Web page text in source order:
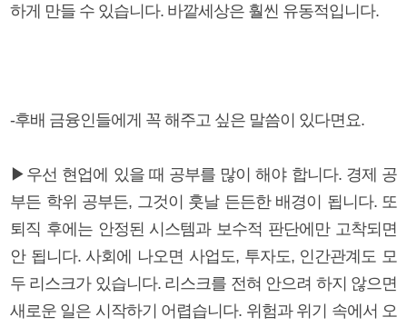
하게 만들 수 있습니다. 바깥세상은 훨씬 유동적입니다.
-후배 금융인들에게 꼭 해주고 싶은 말씀이 있다면요.
▶우선 현업에 있을 때 공부를 많이 해야 합니다. 경제 공
부든 학위 공부든, 그것이 훗날 든든한 배경이 됩니다. 또
퇴직 후에는 안정된 시스템과 보수적 판단에만 고착되면
안 됩니다. 사회에 나오면 사업도, 투자도, 인간관계도 모
두 리스크가 있습니다. 리스크를 전혀 안으려 하지 않으면
새로운 일은 시작하기 어렵습니다. 위험과 위기 속에서 오